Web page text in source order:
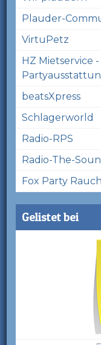
Plauder-
VirtuPetz
HZ Mietservice
beatsXpress
Schlagerworld
Radio-RPS
Radio-The-
Fox Party
Gelistet bei